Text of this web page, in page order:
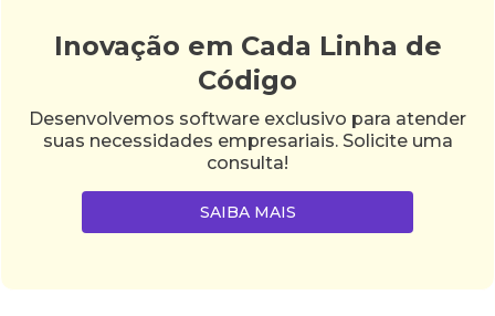
Inovação em Cada Linha de
Código
Desenvolvemos software exclusivo para atender
suas necessidades empresariais. Solicite uma
consulta!
SAIBA MAIS